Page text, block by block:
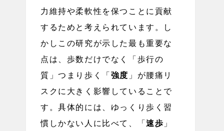
力維持や柔軟性を保つことに貢献
するためと考えられています。し
かしこの研究が示した最も重要な
点は、歩数だけでなく「歩行の
質」つまり歩く「 強度 」が腰痛リ
スクに大きく影響していることで
す。具体的には、ゆっくり歩く習
慣しかない人に比べて、「速歩 」